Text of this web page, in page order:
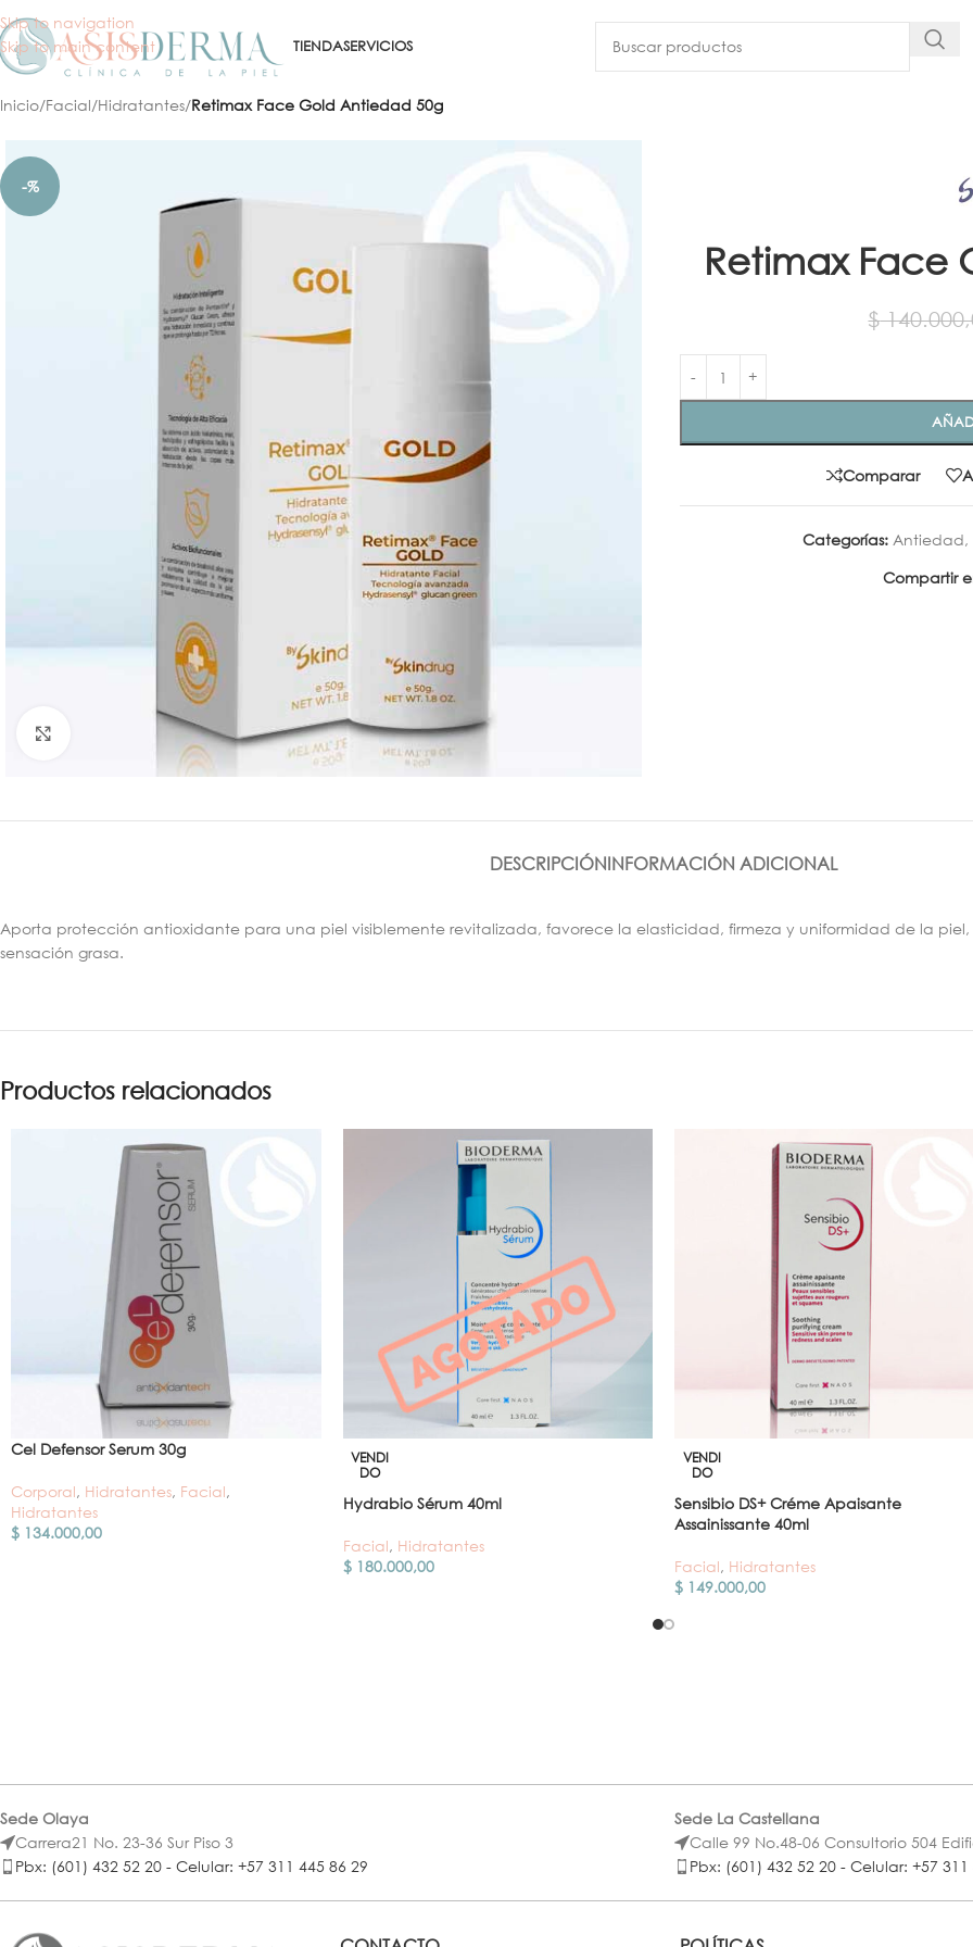
Skip to navigation
Skip to main content
TIENDASERVICIOS
Inicio/Facial/Hidratantes/Retimax Face Gold Antiedad 50g
-%
Click para agrandar
Retimax Face
$
Comparar
Categorías: Antiedad,
Compartir
DESCRIPCIÓNINFORMACIÓN ADICIONAL
Aporta protección antioxidante para una piel visiblemente revitalizada, favorece la elasticidad, firmeza y uniformidad de la
sensación grasa.
Productos relacionados
Cel Defensor Serum 30g
Corporal, Hidratantes, Facial,
Hidratantes
$ 134.000,00
VENDI
DO
Hydrabio Sérum 40ml
Facial, Hidratantes
$180.000,00
VENDI
DO
Sensibio DS+ Créme Apaisante
Assainissante 40ml
Facial, Hidratantes
$ 149.000,00
Sede Olaya
Carrera21 No. 23-36 Sur Piso 3
Pbx: (601) 432 52 20 - Celular: +57 311 445 86 29
Sede La Castellana
Calle 99 No.48-06 Consultorio 504
Pbx: (601) 432 52 20 - Celular: +57 311